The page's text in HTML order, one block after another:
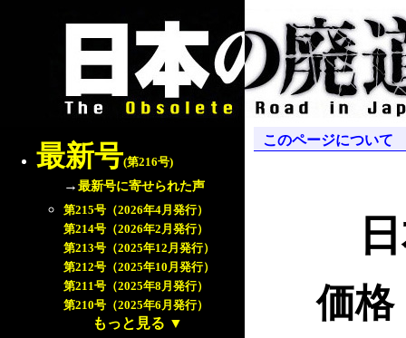
最新号(第216号)
→最新号に寄せられた声
第215号（2026年4月発行）
第214号（2026年2月発行）
第213号（2025年12月発行）
第212号（2025年10月発行）
第211号（2025年8月発行）
第210号（2025年6月発行）
もっと見る ▼
このページについて
価格